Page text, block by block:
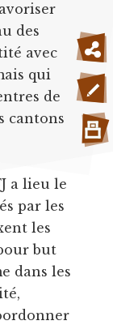
des
avec
qui
de
cantons
a lieu le
par les
les
but
dans les